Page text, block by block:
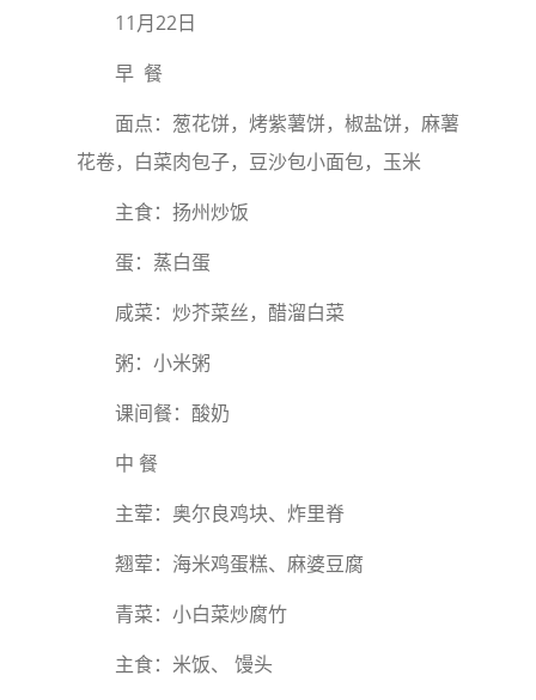
11月22日
早 餐
面点：葱花饼，烤紫薯饼，椒盐饼，麻薯
花卷，白菜肉包子，豆沙包小面包，玉米
主食：扬州炒饭
蛋：蒸白蛋
咸菜：炒芥菜丝，醋溜白菜
粥：小米粥
课间餐：酸奶
中 餐
主荤：奥尔良鸡块、炸里脊
翘荤：海米鸡蛋糕、麻婆豆腐
青菜：小白菜炒腐竹
主食：米饭、 馒头